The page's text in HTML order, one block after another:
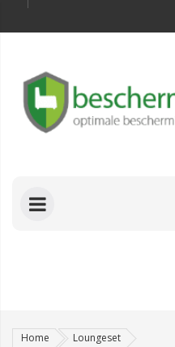
Home
Loungeset